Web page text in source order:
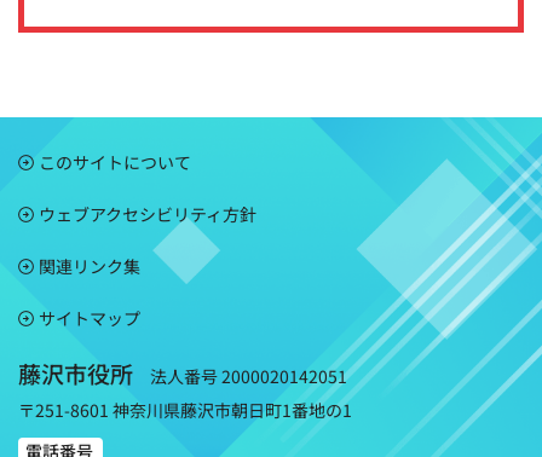
このサイトについて
ウェブアクセシビリティ方針
関連リンク集
サイトマップ
藤沢市役所
法人番号 2000020142051
〒251-8601 神奈川県藤沢市朝日町1番地の1
電話番号